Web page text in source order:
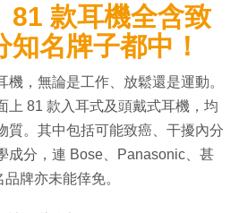
81 款耳機全含致
名牌子都中！
，無論是工作、放鬆還是運動。
上 81 款入耳式及頭戴式耳機，均
質。其中包括可能致癌、干擾內分
成分，連 Bose、Panasonic、甚
牌亦未能倖免。